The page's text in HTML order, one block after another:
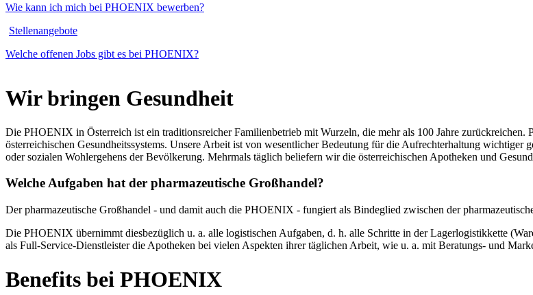
Wie kann ich mich bei PHOENIX bewerben?
Welche offenen Jobs gibt es bei PHOENIX?
Stellenangebote
Wir bringen Gesundheit
Die PHOENIX in Österreich ist ein traditionsreicher Familienbetrieb mit Wurzeln, die mehr als 100 Jahre
österreichischen Gesundheitssystems. Unsere Arbeit ist von wesentlicher Bedeutung für die Aufrechterhaltung
oder sozialen Wohlergehens der Bevölkerung. Mehrmals täglich beliefern wir die österreichischen Apotheken und
Welche Aufgaben hat der pharmazeutische Großhandel?
Der pharmazeutische Großhandel - und damit auch die PHOENIX - fungiert als Bindeglied zwischen der
Die PHOENIX übernimmt diesbezüglich u. a. alle logistischen Aufgaben, d. h. alle Schritte in der Lagerlogistikkette
als Full-Service-Dienstleister die Apotheken bei vielen Aspekten ihrer täglichen Arbeit, wie u. a. mit Beratungs- und
Benefits bei PHOENIX